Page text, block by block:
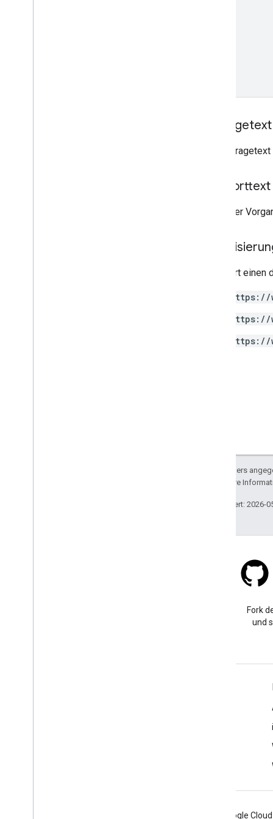
Anfragetext
Der
Antworttext
Wenn der
Erfordert einen
https://
https://
https://
Sofern nicht anders
lizenziert. Weitere
Zuletzt aktualisiert: 2026-
Fork
und
Google